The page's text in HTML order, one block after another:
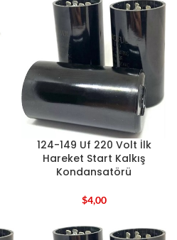
124-149 Uf 220 Volt İlk
Hareket Start Kalkış
Kondansatörü
$4,00